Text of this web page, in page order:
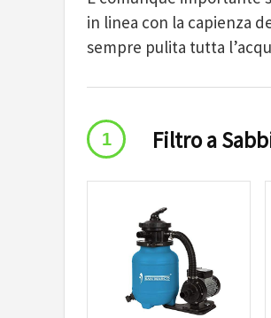
in linea con la capienza
sempre pulita tutta
Filtro a